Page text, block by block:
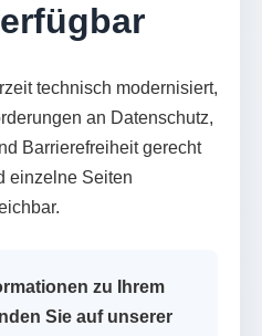
technisch modernisiert,
an Datenschutz,
Barrierefreiheit gerecht
einzelne Seiten
zu Ihrem
Sie auf unserer